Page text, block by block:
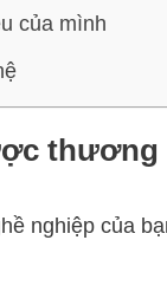
của mình
thương
nghiệp của